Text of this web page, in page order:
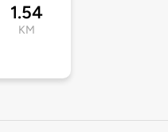
1.54
KM